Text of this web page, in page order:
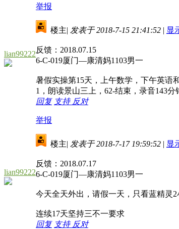
举报
lian99222
楼主| 发表于 2018-7-15 21:41:52 | 显
反馈：2018.07.15
6-C-019厦门—康清妈1103男一
暑假实操第15天，上午数学，下午英语
1，朗读景山三上，62-结束，录音143
回复 支持 反对
举报
lian99222
楼主| 发表于 2018-7-17 19:59:52 | 显
反馈：2018.07.17
6-C-019厦门—康清妈1103男一
今天全天外出，请假一天，只看蓝精灵
连续17天坚持三不一要求
回复 支持 反对